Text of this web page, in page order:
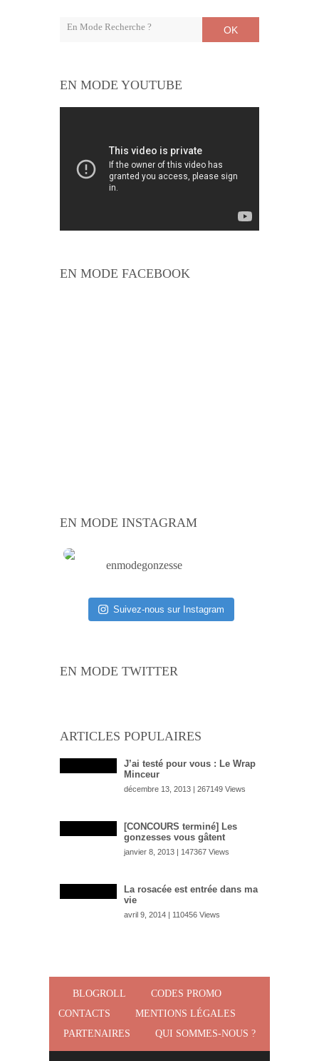
OK
EN MODE YOUTUBE
EN MODE FACEBOOK
EN MODE INSTAGRAM
enmodegonzesse
Suivez-nous sur Instagram
EN MODE TWITTER
ARTICLES POPULAIRES
J’ai testé pour vous : Le Wrap
Minceur
décembre 13, 2013 | 267149 Views
[CONCOURS terminé] Les
gonzesses vous gâtent
janvier 8, 2013 | 147367 Views
La rosacée est entrée dans ma
vie
avril 9, 2014 | 110456 Views
BLOGROLL
CODES PROMO
CONTACTS
MENTIONS LÉGALES
PARTENAIRES
QUI SOMMES-NOUS ?